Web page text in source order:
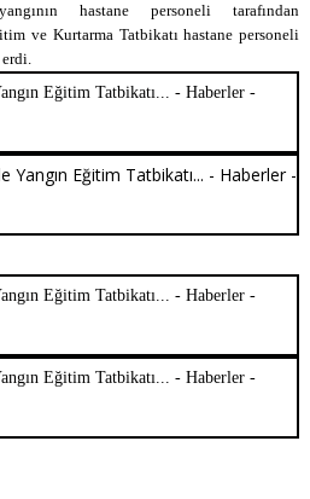
hastane personeli tarafından
ve Kurtarma Tatbikatı hastane personeli
erdi.